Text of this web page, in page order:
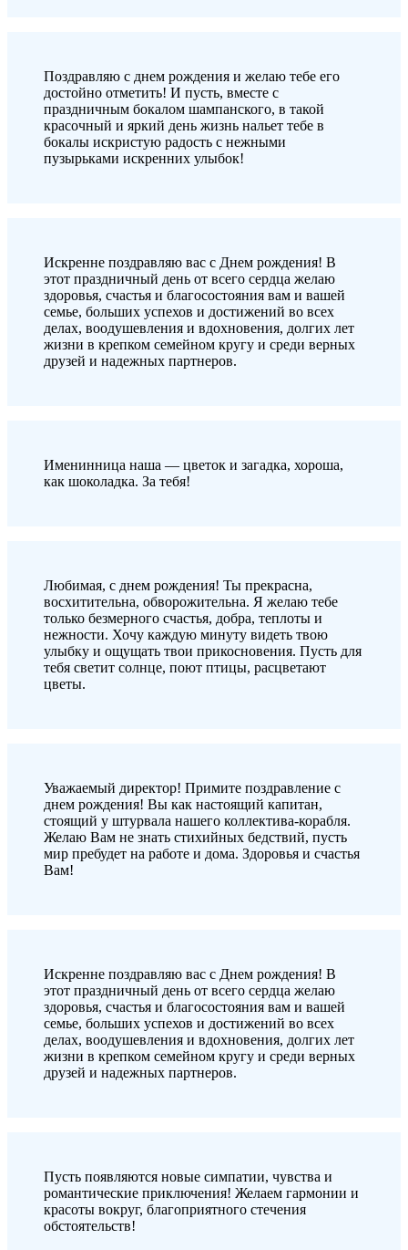
Поздравляю с днем рождения и желаю тебе его
достойно отметить! И пусть, вместе с
праздничным бокалом шампанского, в такой
красочный и яркий день жизнь нальет тебе в
бокалы искристую радость с нежными
пузырьками искренних улыбок!
Искренне поздравляю вас с Днем рождения! В
этот праздничный день от всего сердца желаю
здоровья, счастья и благосостояния вам и вашей
семье, больших успехов и достижений во всех
делах, воодушевления и вдохновения, долгих лет
жизни в крепком семейном кругу и среди верных
друзей и надежных партнеров.
Именинница наша — цветок и загадка, хороша,
как шоколадка. За тебя!
Любимая, с днем рождения! Ты прекрасна,
восхитительна, обворожительна. Я желаю тебе
только безмерного счастья, добра, теплоты и
нежности. Хочу каждую минуту видеть твою
улыбку и ощущать твои прикосновения. Пусть для
тебя светит солнце, поют птицы, расцветают
цветы.
Уважаемый директор! Примите поздравление с
днем рождения! Вы как настоящий капитан,
стоящий у штурвала нашего коллектива-корабля.
Желаю Вам не знать стихийных бедствий, пусть
мир пребудет на работе и дома. Здоровья и счастья
Вам!
Искренне поздравляю вас с Днем рождения! В
этот праздничный день от всего сердца желаю
здоровья, счастья и благосостояния вам и вашей
семье, больших успехов и достижений во всех
делах, воодушевления и вдохновения, долгих лет
жизни в крепком семейном кругу и среди верных
друзей и надежных партнеров.
Пусть появляются новые симпатии, чувства и
романтические приключения! Желаем гармонии и
красоты вокруг, благоприятного стечения
обстоятельств!